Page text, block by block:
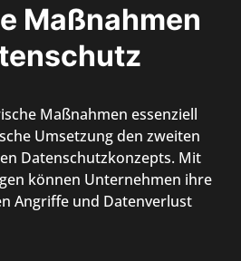
Maßnahmen
Maßnahmen essenziell
Umsetzung den zweiten
Datenschutzkonzepts. Mit
können Unternehmen ihre
Angriffe und Datenverlust